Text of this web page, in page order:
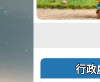
左邊區行政
頁尾區域